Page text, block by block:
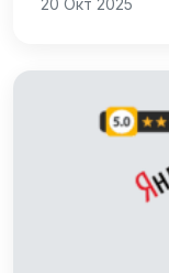
20 Окт 2025